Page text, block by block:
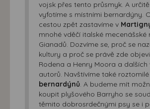
vojsk přes tento průsmyk. A
vyfotíme s místními bernardýny.
cestou zpět zastavíme v
mnohé vděčí italské mecenášské
Gianadů. Dozvíme se, proč se
kultury a proč se právě zde
Rodena a Henry Moora a dalších
autorů. Navštívíme také roztomilé
bernardýnů . A budeme mít
koupit plyšového Barryho se
těmito dobrosrdečnými psy se i